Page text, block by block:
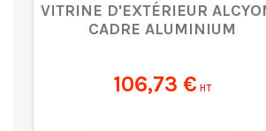
VITRINE D'EXTÉRIEUR
CADRE ALUMINIUM
106,73 € HT